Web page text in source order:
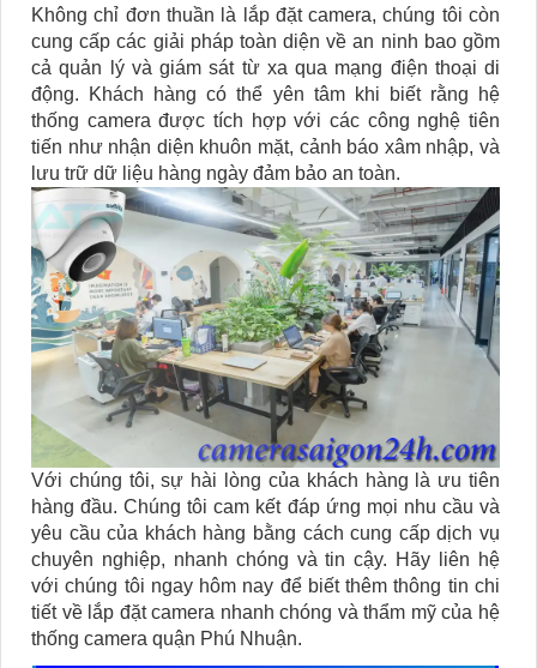
Không chỉ đơn thuần là lắp đặt camera, chúng tôi còn
cung cấp các giải pháp toàn diện về an ninh bao gồm
cả quản lý và giám sát từ xa qua mạng điện thoại di
động. Khách hàng có thể yên tâm khi biết rằng hệ
thống camera được tích hợp với các công nghệ tiên
tiến như nhận diện khuôn mặt, cảnh báo xâm nhập, và
lưu trữ dữ liệu hàng ngày đảm bảo an toàn.
Với chúng tôi, sự hài lòng của khách hàng là ưu tiên
hàng đầu. Chúng tôi cam kết đáp ứng mọi nhu cầu và
yêu cầu của khách hàng bằng cách cung cấp dịch vụ
chuyên nghiệp, nhanh chóng và tin cậy. Hãy liên hệ
với chúng tôi ngay hôm nay để biết thêm thông tin chi
tiết về lắp đặt camera nhanh chóng và thẩm mỹ của hệ
thống camera quận Phú Nhuận.